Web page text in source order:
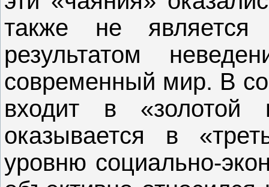
также не
результатом
современный мир. В
входит в «золотой
оказывается в
уровню социально-